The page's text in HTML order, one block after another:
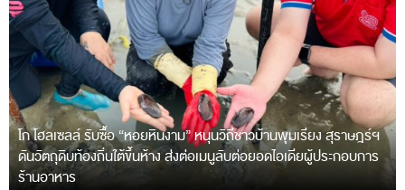
โก โฮลเซลล์ รับซื้อ “หอยหินงาม” หนุนวิถีชาวบ้านพุมเรียง สุราษฎร์ฯ
ดันวัตถุดิบท้องถิ่นใต้ขึ้นห้าง ส่งต่อเมนูลับต่อยอดไอเดียผู้ประกอบการ
ร้านอาหาร